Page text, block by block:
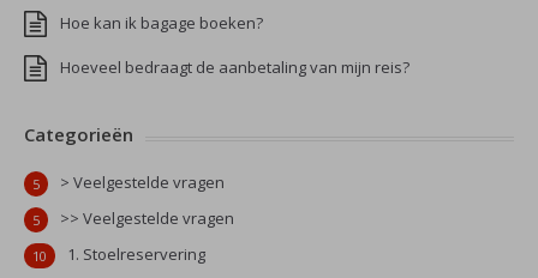
Hoe kan ik bagage boeken?
Hoeveel bedraagt de aanbetaling van mijn reis?
Categorieën
> Veelgestelde vragen
5
>> Veelgestelde vragen
5
1. Stoelreservering
10